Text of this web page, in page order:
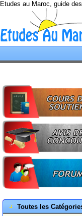
Etudes au Maroc, guide
Toutes les